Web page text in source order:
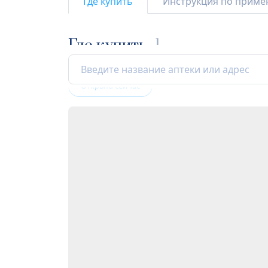
Где купить 1
Открыта сейчас